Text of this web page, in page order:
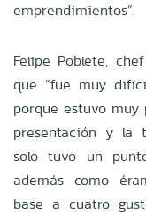
emprendimientos”.
Felipe Poblete,
que “fue muy
porque estuvo muy
presentación y la
solo tuvo un
además como
base a cuatro